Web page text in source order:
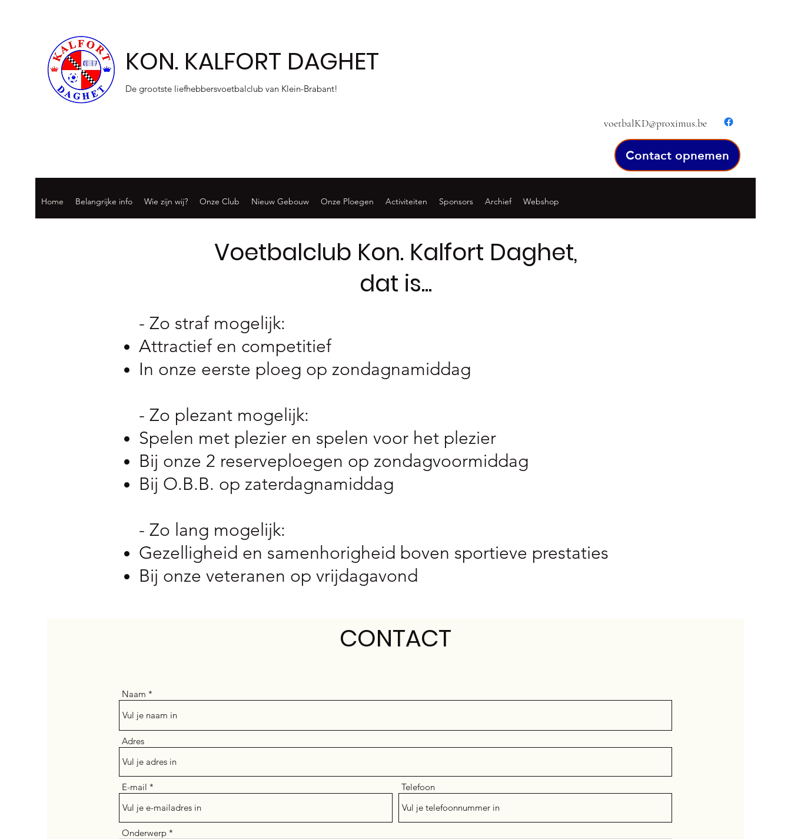
KON. KALFORT DAGHET
De grootste liefhebbersvoetbalclub van Klein-Brabant!
voetbalKD@proximus.be
Contact opnemen
Home Belangrijke info Wie zijn wij? Onze Club Nieuw Gebouw Onze Ploegen Activiteiten Sponsors Archief Webshop
Voetbalclub Kon. Kalfort Daghet,
dat is...
- Zo straf mogelijk:
Attractief en competitief
In onze eerste ploeg op zondagnamiddag
- Zo plezant mogelijk:
Spelen met plezier en spelen voor het plezier
Bij onze 2 reserveploegen op zondagvoormiddag
Bij O.B.B. op zaterdagnamiddag
- Zo lang mogelijk:
Gezelligheid en samenhorigheid boven sportieve prestaties
Bij onze veteranen op vrijdagavond
CONTACT
Naam
Adres
E-mail Telefoon
Onderwerp